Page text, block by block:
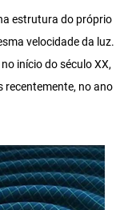
estrutura do próprio
velocidade da luz.
início do século XX,
recentemente, no ano